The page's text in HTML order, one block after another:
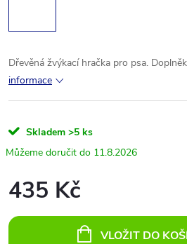
Dřevěná žvýkací hračka pro psa.
informace
Skladem >5 ks
11.8.2026
435 Kč
cena:
VLOŽIT DO